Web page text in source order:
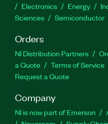
Electronics
Energy
Sciences
Semiconductor
Orders
NI Distribution Partners
a Quote
Terms of Service
Request a Quote
Company
NI is now part of Emerson